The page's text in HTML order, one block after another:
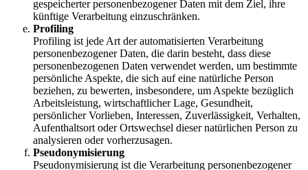
gespeicherter personenbezogener Daten mit dem Ziel, ihre
künftige Verarbeitung einzuschränken.
Profiling
Profiling ist jede Art der automatisierten Verarbeitung
personenbezogener Daten, die darin besteht, dass diese
personenbezogenen Daten verwendet werden, um bestimmte
persönliche Aspekte, die sich auf eine natürliche Person
beziehen, zu bewerten, insbesondere, um Aspekte bezüglich
Arbeitsleistung, wirtschaftlicher Lage, Gesundheit,
persönlicher Vorlieben, Interessen, Zuverlässigkeit, Verhalten,
Aufenthaltsort oder Ortswechsel dieser natürlichen Person zu
analysieren oder vorherzusagen.
Pseudonymisierung
Pseudonymisierung ist die Verarbeitung personenbezogener